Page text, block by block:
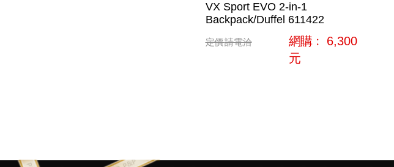
VX Sport EVO 2-in-1
Backpack/Duffel 611422
定價請電洽 網購﹕ 6,300
元